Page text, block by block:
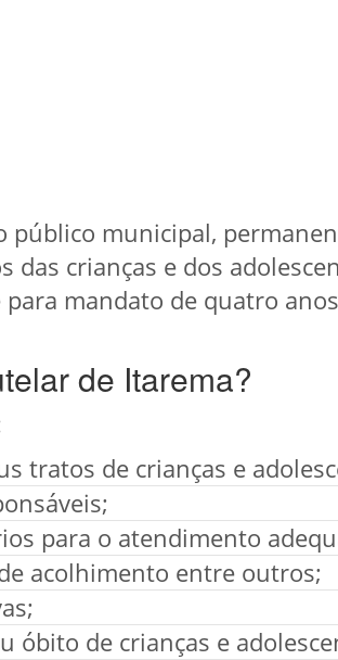
público municipal,
crianças e dos
mandato de quatro
de Itarema?
tratos de crianças e
para o atendimento
acolhimento entre outros;
óbito de crianças e